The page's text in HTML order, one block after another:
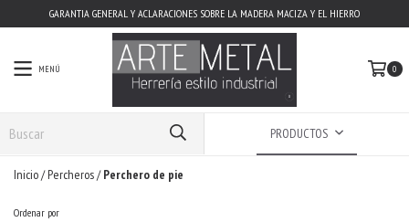
GARANTIA GENERAL Y ACLARACIONES SOBRE LA MADERA MACIZA Y EL HIERRO
MENÚ 0
PRODUCTOS
Inicio/ Percheros/ Perchero de pie
Ordenar por